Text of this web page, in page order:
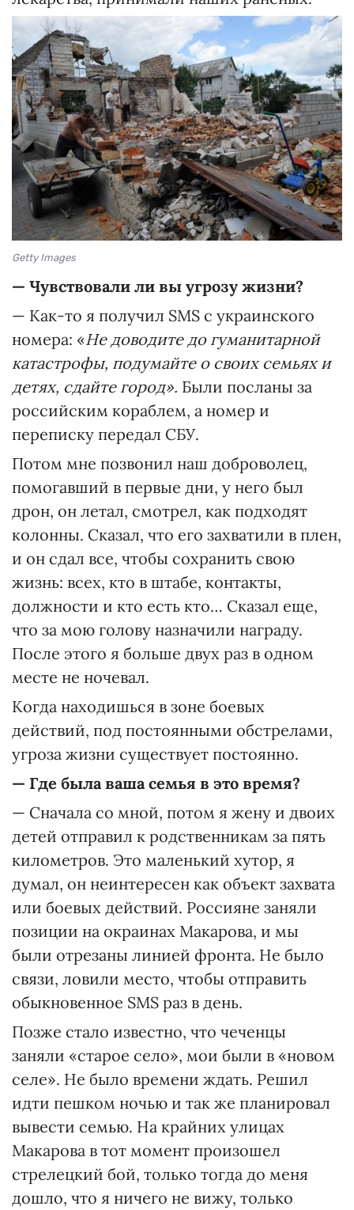
Getty Images
— Чувствовали ли вы угрозу жизни?
— Как-то я получил SMS с украинского
номера: «Не доводите до гуманитарной
катастрофы, подумайте о своих семьях и
детях, сдайте город». Были посланы за
российским кораблем, а номер и
переписку передал СБУ.
Потом мне позвонил наш доброволец,
помогавший в первые дни, у него был
дрон, он летал, смотрел, как подходят
колонны. Сказал, что его захватили в плен,
и он сдал все, чтобы сохранить свою
жизнь: всех, кто в штабе, контакты,
должности и кто есть кто… Сказал еще,
что за мою голову назначили награду.
После этого я больше двух раз в одном
месте не ночевал.
Когда находишься в зоне боевых
действий, под постоянными обстрелами,
угроза жизни существует постоянно.
— Где была ваша семья в это время?
— Сначала со мной, потом я жену и двоих
детей отправил к родственникам за пять
километров. Это маленький хутор, я
думал, он неинтересен как объект захвата
или боевых действий. Россияне заняли
позиции на окраинах Макарова, и мы
были отрезаны линией фронта. Не было
связи, ловили место, чтобы отправить
обыкновенное SMS раз в день.
Позже стало известно, что чеченцы
заняли «старое село», мои были в «новом
селе». Не было времени ждать. Решил
идти пешком ночью и так же планировал
вывести семью. На крайних улицах
Макарова в тот момент произошел
стрелецкий бой, только тогда до меня
дошло, что я ничего не вижу, только